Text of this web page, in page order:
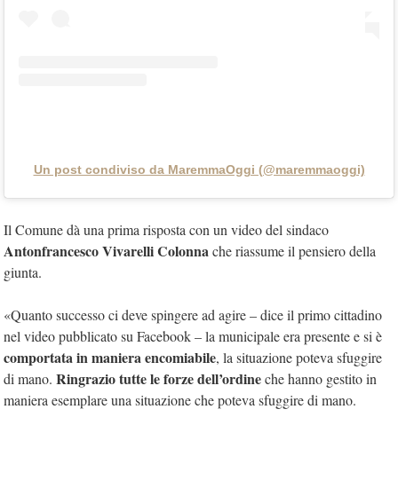
Un post condiviso da MaremmaOggi (@maremmaoggi)
Il Comune dà una prima risposta con un video del sindaco
Antonfrancesco Vivarelli Colonnache riassume il pensiero della
giunta.
«Quanto successo ci deve spingere ad agire – dice il primo cittadino
nel video pubblicato su Facebook – la municipale era presente e si è
comportata in maniera encomiabile, la situazione poteva sfuggire
di mano. Ringrazio tutte le forze dell’ordineche hanno gestito in
maniera esemplare una situazione che poteva sfuggire di mano.